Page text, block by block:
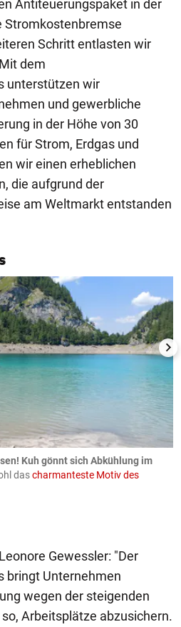
Antiteuerungspaket in der
Stromkostenbremse
Schritt entlasten wir
dem
unterstützen wir
und gewerbliche
in der Höhe von 30
für Strom, Erdgas und
wir einen erheblichen
die aufgrund der
am Weltmarkt entstanden
Kuh gönnt sich Abkühlung im
dascharmanteste Motiv des
Gewessler: "Der
bringt Unternehmen
wegen der steigenden
Arbeitsplätze abzusichern.